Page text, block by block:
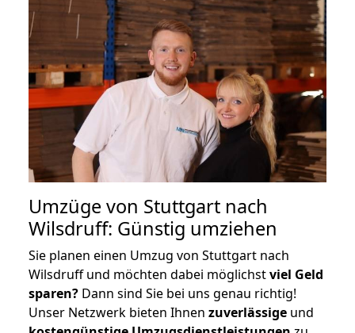
Umzüge von Stuttgart nach
Wilsdruff: Günstig umziehen
Sie planen einen Umzug von Stuttgart nach
Wilsdruff und möchten dabei möglichstviel Geld
sparen? Dann sind Sie bei uns genau richtig!
Unser Netzwerk bieten Ihnen zuverlässige und